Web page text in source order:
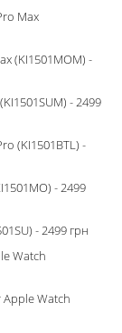
Max
(KI1501MOM) -
- 2499
(KI1501BTL) -
- 2499
- 2499 грн
Watch
Watch